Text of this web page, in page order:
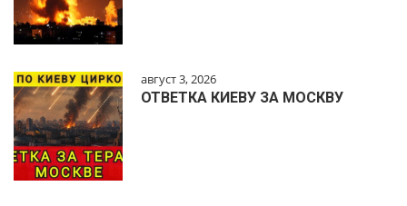
август 3, 2026
ОТВЕТКА КИЕВУ ЗА МОСКВУ